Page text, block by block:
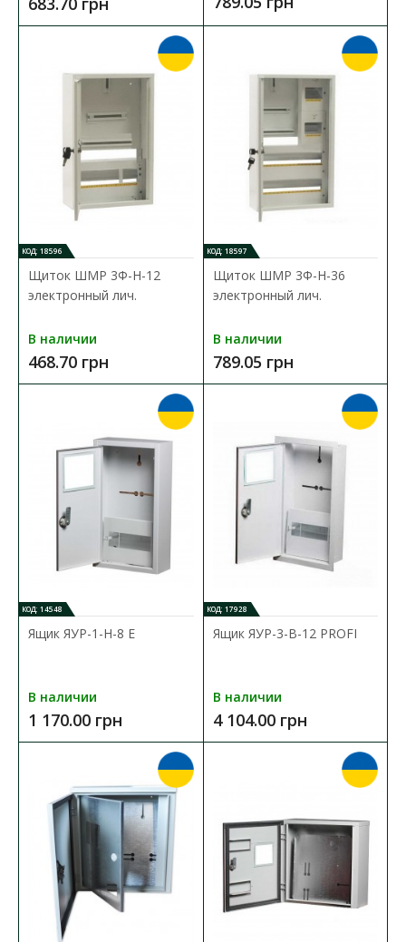
720.25 грн
В закладки
Щиток ШМР 1Ф-В-10 электронный лич.
365.50 грн
В КОРЗИНУ
В сравнения
В закладки
КОД: 18596
Щиток ШМР 3Ф-Н-12
электронный лич.
В наличии
468.70 грн
КОД: 18597
Щиток ШМР 3Ф-Н-36
электронный лич.
В наличии
789.05 грн
КОД: 14548
Ящик ЯУР-1-Н-8 Е
В наличии
1 170.00 грн
КОД: 17928
Ящик ЯУР-3-В-12 PROFI
В наличии
4 104.00 грн